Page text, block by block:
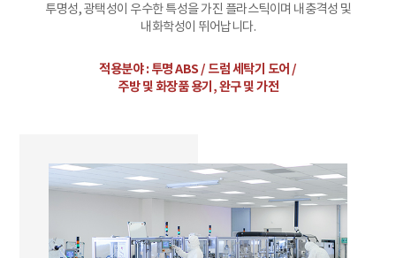
투명성, 광택성이 우수한 특성을 가진 플라스틱이며 내충격성 및
내화학성이 뛰어납니다.
적용분야 : 투명 ABS / 드럼 세탁기 도어 /
주방 및 화장품 용기, 완구 및 가전